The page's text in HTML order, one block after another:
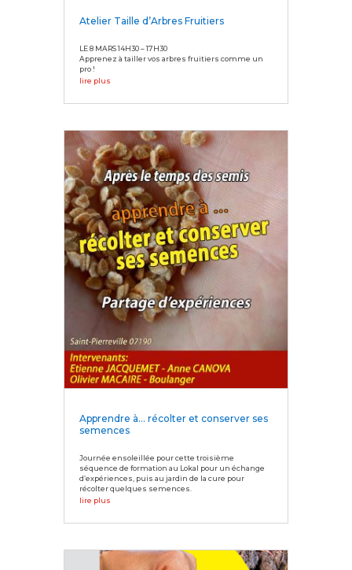
Atelier Taille d’Arbres Fruitiers
LE 8 MARS 14H30 – 17H30
Apprenez à tailler vos arbres fruitiers comme un
pro !
lire plus
Apprendre à… récolter et conserver ses
semences
Journée ensoleillée pour cette troisième
séquence de formation au Lokal pour un échange
d’expériences, puis au jardin de la cure pour
récolter quelques semences.
lire plus